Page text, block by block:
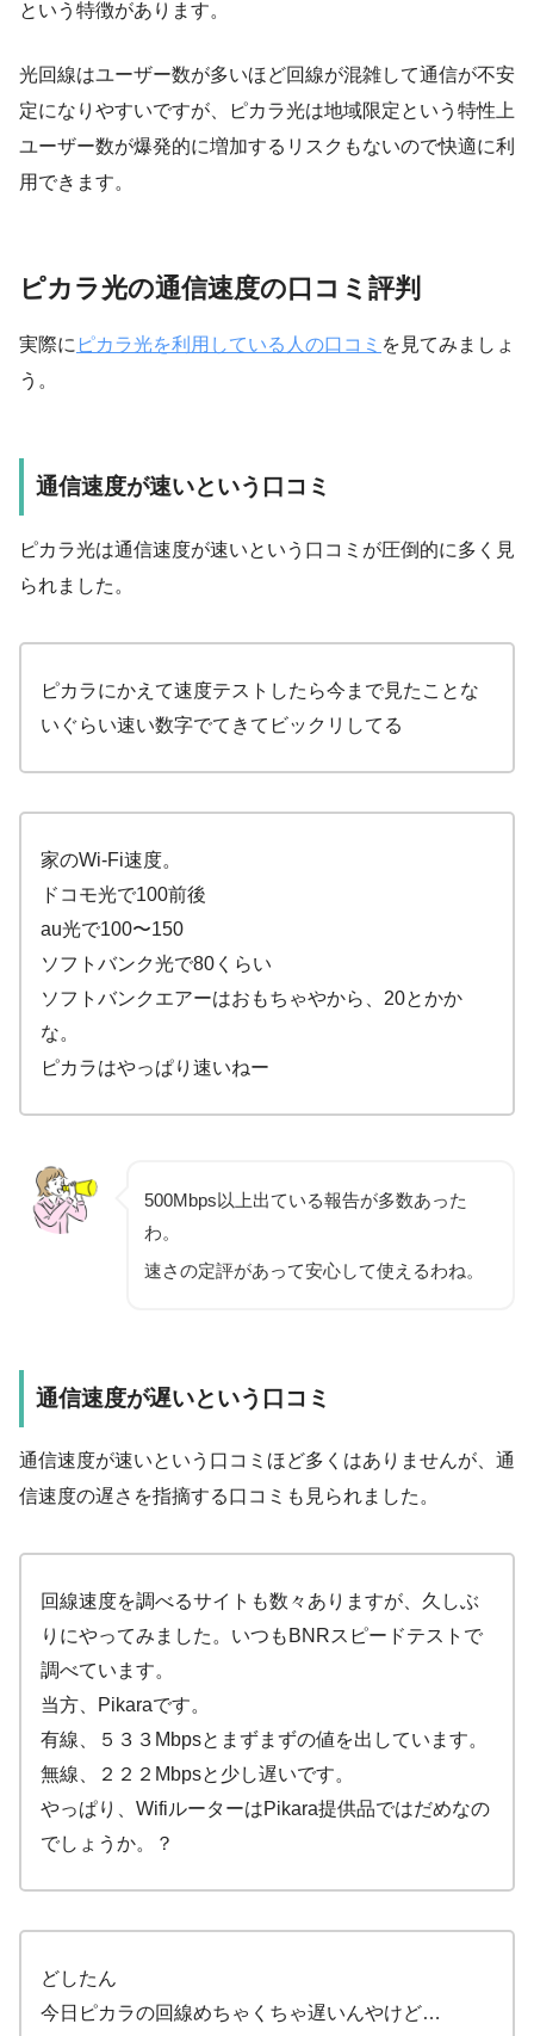
という特徴があります。
光回線はユーザー数が多いほど回線が混雑して通信が不安
定になりやすいですが、ピカラ光は地域限定という特性上
ユーザー数が爆発的に増加するリスクもないので快適に利
用できます。
ピカラ光の通信速度の口コミ評判
実際に ピカラ光を利用している人の口コミ を見てみましょ
う。
通信速度が速いという口コミ
ピカラ光は通信速度が速いという口コミが圧倒的に多く見
られました。
ピカラにかえて速度テストしたら今まで見たことな
いぐらい速い数字でてきてビックリしてる
家のWi-Fi速度。
ドコモ光で100前後
au光で100〜150
ソフトバンク光で80くらい
ソフトバンクエアーはおもちゃやから、20とかか
な。
ピカラはやっぱり速いねー
500Mbps以上出ている報告が多数あった
わ。
速さの定評があって安心して使えるわね。
通信速度が遅いという口コミ
通信速度が速いという口コミほど多くはありませんが、通
信速度の遅さを指摘する口コミも見られました。
回線速度を調べるサイトも数々ありますが、久しぶ
りにやってみました。いつもBNRスピードテストで
調べています。
当方、Pikaraです。
有線、５３３Mbpsとまずまずの値を出しています。
無線、２２２Mbpsと少し遅いです。
やっぱり、WifiルーターはPikara提供品ではだめなの
でしょうか。？
どしたん
今日ピカラの回線めちゃくちゃ遅いんやけど…